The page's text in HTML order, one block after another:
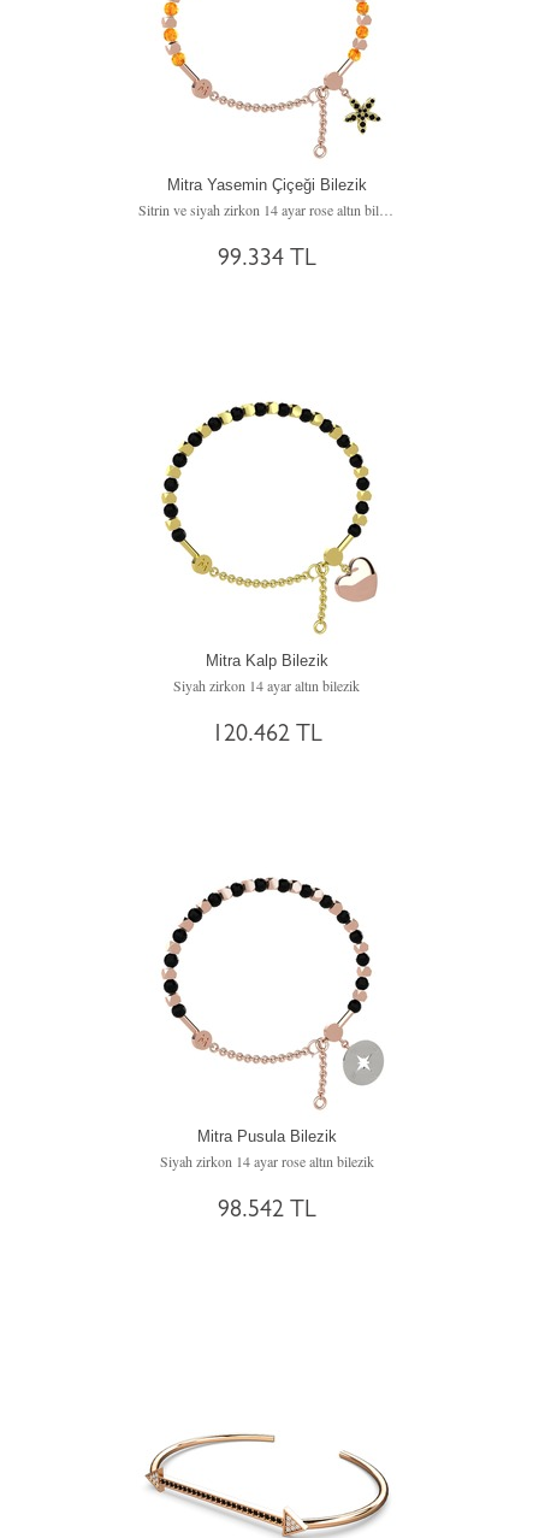
Mitra Yasemin Çiçeği Bilezik
Sitrin ve siyah zirkon 14 ayar rose altın bilezik
99.334 TL
Mitra Kalp Bilezik
Siyah zirkon 14 ayar altın bilezik
120.462 TL
Mitra Pusula Bilezik
Siyah zirkon 14 ayar rose altın bilezik
98.542 TL